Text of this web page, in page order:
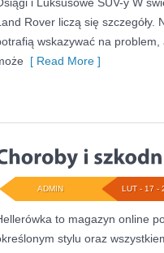
Rover liczą się szczegóły.
wskazywać na problem,
[ Read More ]
LUT - 17 -
ADMIN
to magazyn online
stylu oraz